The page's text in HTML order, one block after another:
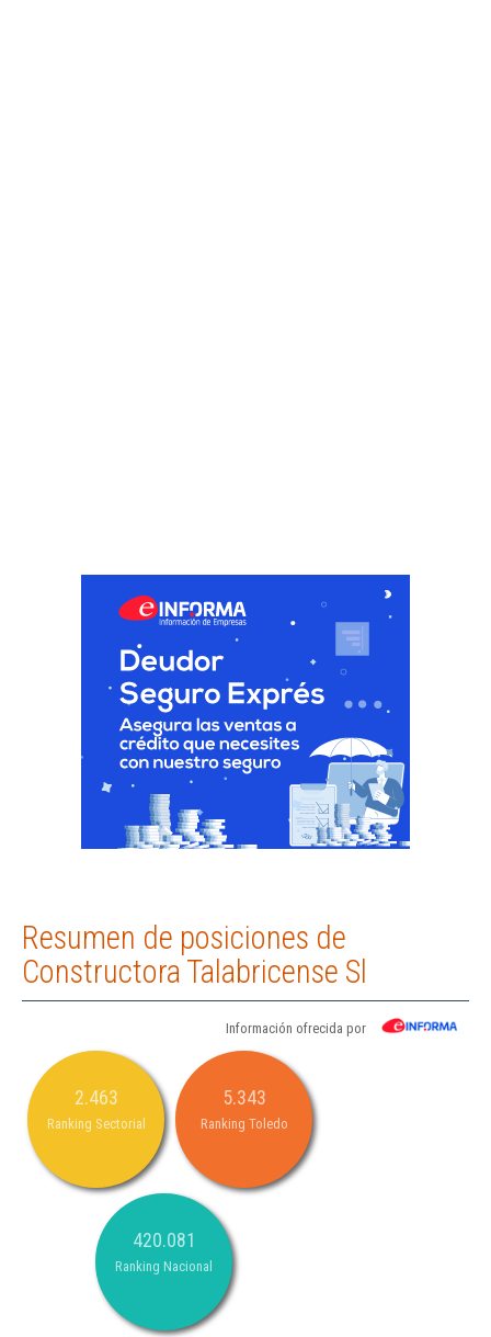
Resumen de posiciones de
Constructora Talabricense Sl
Información ofrecida por
2.463
Ranking Sectorial
5.343
Ranking Toledo
420.081
Ranking Nacional